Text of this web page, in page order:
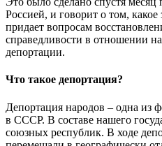
Россией, и говорит о том, какое
придает вопросам
справедливости в отношении
депортации.
Что такое депортация?
Депортация народов – одна из
в СССР. В составе нашего
союзных республик. В ходе